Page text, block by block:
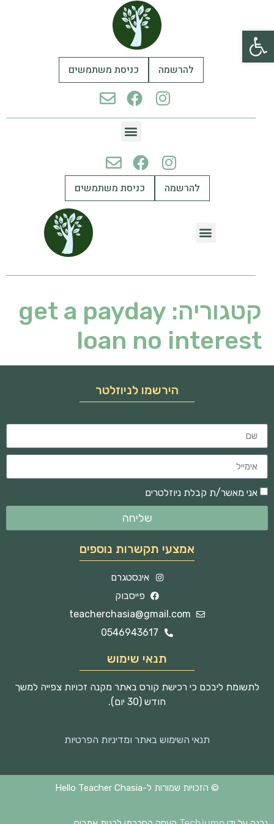
פתח סרגל נגישות
להרשמה כניסת משתמשים
להרשמה כניסת משתמשים
קטגוריה: get a payday
loan no interest
הירשמו לניוזלטר
אני מאשר/ת קבלת ניוזלטרים
שליחה
אמצעי תקשרות נוספים
אינסטגרם
פייסבוק
teacherchasia@gmail.com
0546943617
תנאי שימוש
לתשומת ליבכם כי רכישת קורס באתר מקנה זכויות צפייה למשך
חודש (30 יום).
תנאי השימוש באתר ומדיניות הפרטיות
© הזכויות שמורות ל-Hello Teacher Chasia